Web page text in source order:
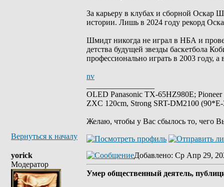
За карьеру в клубах и сборной Оскар
истории. Лишь в 2024 году рекорд
Шмидт никогда не играл в НБА и
детства будущей звезды баскетбола
профессионально играть в 2003 году,
nv
OLED Panasonic TX-65HZ980E;
ZXC 120cm, Strong SRT-DM2100
Желаю, чтобы у Вас сбылось то, чего
Вернуться к началу
yorick
Модератор
Добавлено: Ср Апр 29,
Умер общественный деятель,